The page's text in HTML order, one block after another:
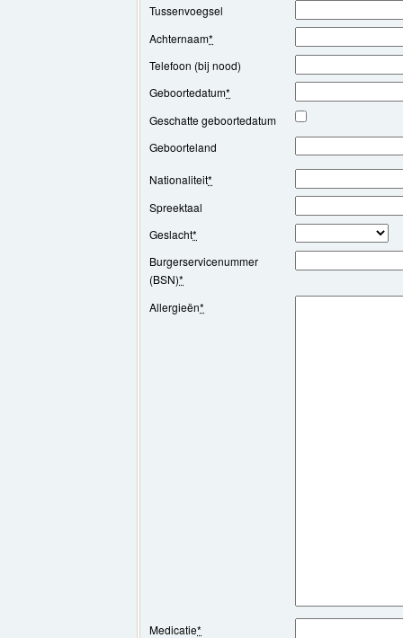
Tussenvoegsel
Achternaam*
Telefoon (bij nood)
Geboortedatum*
Geschatte geboortedatum
Geboorteland
Nationaliteit*
Spreektaal
Geslacht*
Burgerservicenummer
(BSN)*
Allergieën*
Medicatie*